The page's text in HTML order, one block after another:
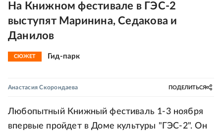
На Книжном фестивале в ГЭС-2
выступят Маринина, Седакова и
Данилов
СЮЖЕТ Гид-парк
Анастасия Скорондаева ПОДЕЛИТЬСЯ
Любопытный Книжный фестиваль 1-3 ноября
впервые пройдет в Доме культуры "ГЭС-2". Он